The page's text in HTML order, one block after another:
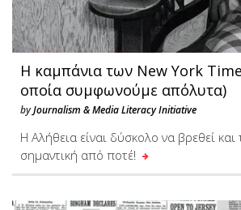
Η καμπάνια των New York
οποία συμφωνούμε απόλυτα)
byJournalism & Media Literacy Initiative
Η Αλήθεια είναι δύσκολο να βρεθεί και
σημαντική από ποτέ!